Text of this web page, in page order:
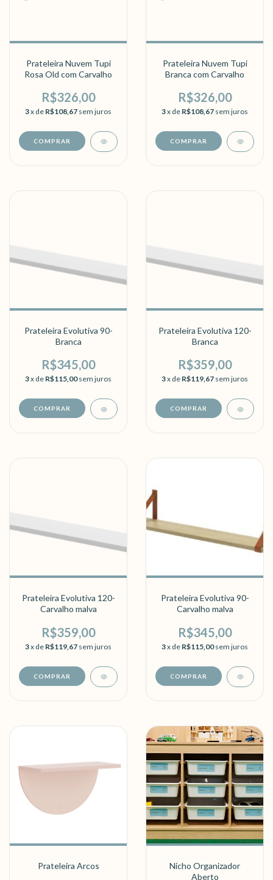
Prateleira Nuvem Tupi
Rosa Old com Carvalho
R$326,00
3x de R$108,67 sem juros
Prateleira Nuvem Tupi
Branca com Carvalho
R$326,00
3x de R$108,67 sem juros
Prateleira Evolutiva 90-
Branca
R$345,00
3x de R$115,00 sem juros
Prateleira Evolutiva 120-
Branca
R$359,00
3x de R$119,67 sem juros
Prateleira Evolutiva 120-
Carvalho malva
R$359,00
3x de R$119,67 sem juros
Prateleira Evolutiva 90-
Carvalho malva
R$345,00
3x de R$115,00 sem juros
Prateleira Arcos
Nicho Organizador
Aberto